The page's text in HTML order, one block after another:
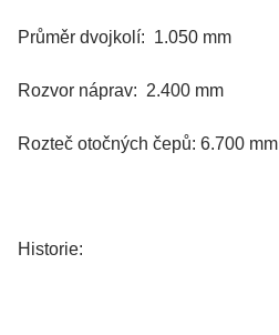
Průměr dvojkolí: 1.050 mm
Rozvor náprav: 2.400 mm
Rozteč otočných čepů: 6.700 mm
Historie: